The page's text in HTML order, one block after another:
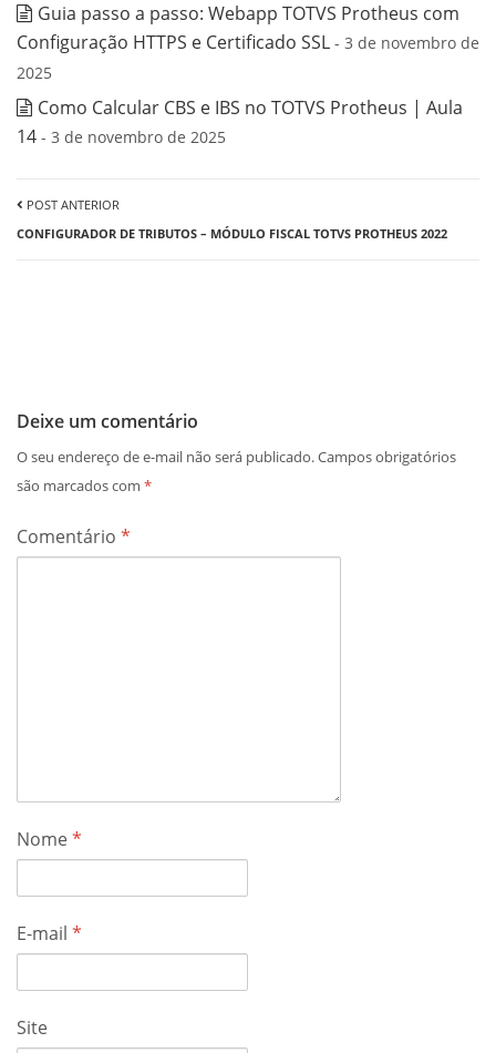
Guia passo a passo: Webapp TOTVS Protheus com
Configuração HTTPS e Certificado SSL - 3 de novembro de
2025
Como Calcular CBS e IBS no TOTVS Protheus | Aula
14 - 3 de novembro de 2025
POST ANTERIOR
CONFIGURADOR DE TRIBUTOS – MÓDULO FISCAL TOTVS PROTHEUS 2022
Deixe um comentário
O seu endereço de e-mail não será publicado.Campos obrigatórios
são marcados com *
Comentário *
Nome*
E-mail *
Site